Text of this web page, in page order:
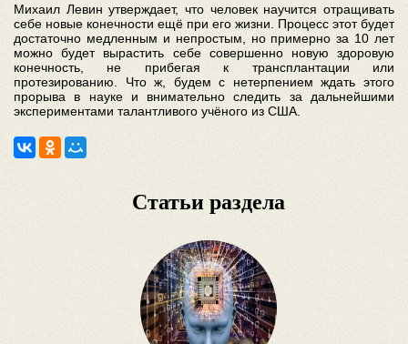
Михаил Левин утверждает, что человек научится отращивать
себе новые конечности ещё при его жизни. Процесс этот будет
достаточно медленным и непростым, но примерно за 10 лет
можно будет вырастить себе совершенно новую здоровую
конечность, не прибегая к трансплантации или
протезированию. Что ж, будем с нетерпением ждать этого
прорыва в науке и внимательно следить за дальнейшими
экспериментами талантливого учёного из США.
Статьи раздела